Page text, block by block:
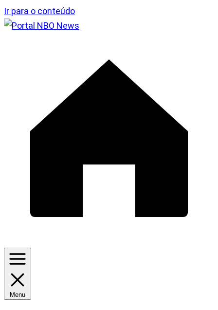
Ir para o conteúdo
Menu